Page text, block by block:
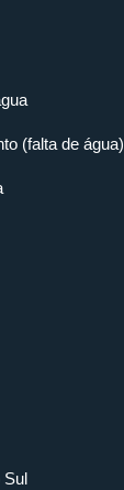
(falta de água)
Sul